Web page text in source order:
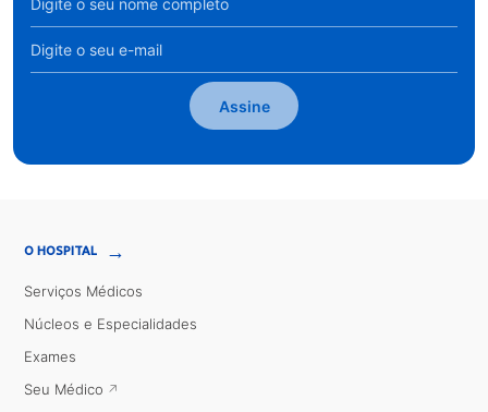
Assine
O HOSPITAL →
Serviços Médicos
Núcleos e Especialidades
Exames
Seu Médico